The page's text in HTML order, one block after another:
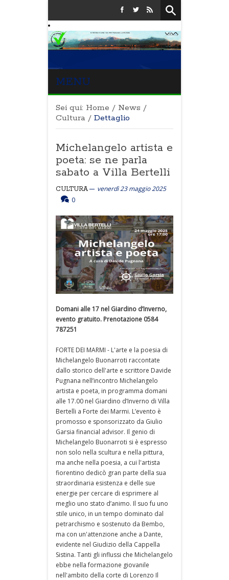
MENU
Sei qui: Home / News /
Cultura / Dettaglio
Michelangelo artista e
poeta: se ne parla
sabato a Villa Bertelli
CULTURA
venerdì 23 maggio 2025
0
Domani alle 17 nel Giardino d’Inverno,
evento gratuito. Prenotazione 0584
787251
FORTE DEI MARMI - L'arte e la poesia di
Michelangelo Buonarroti raccontate
dallo storico dell'arte e scrittore Davide
Pugnana nell’incontro Michelangelo
artista e poeta, in programma domani
alle 17.00 nel Giardino d’Inverno di Villa
Bertelli a Forte dei Marmi. L’evento è
promosso e sponsorizzato da Giulio
Garsia financial advisor. Il genio di
Michelangelo Buonarroti si è espresso
non solo nella scultura e nella pittura,
ma anche nella poesia, a cui l'artista
fiorentino dedicò gran parte della sua
straordinaria esistenza e delle sue
energie per cercare di esprimere al
meglio uno stato d’animo. Il suo fu uno
stile unico, in un tempo dominato dal
petrarchismo e sostenuto da Bembo,
ma con un'attenzione anche a Dante,
evidente nel Giudizio della Cappella
Sistina. Tanti gli influssi che Michelangelo
ebbe nella formazione giovanile
nell'ambito della corte di Lorenzo Il